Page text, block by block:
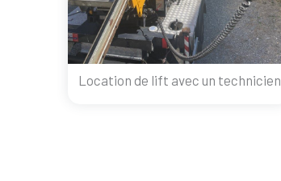
Location de lift avec un technicien